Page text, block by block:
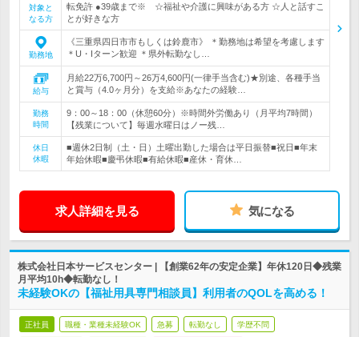
対象と
なる方
転免許 ●39歳まで※ ☆福祉や介護に興味がある方 ☆人と話すこ
とが好きな方
勤務地
《三重県四日市市もしくは鈴鹿市》 ＊勤務地は希望を考慮します
＊U・Iターン歓迎 ＊県外転勤なし…
給与
月給22万6,700円～26万4,600円(一律手当含む)★別途、各種手当
と賞与（4.0ヶ月分）を支給※あなたの経験…
勤務
時間
9：00～18：00（休憩60分）※時間外労働あり（月平均7時間）
【残業について】毎週水曜日はノー残…
休日
休暇
■週休2日制（土・日）土曜出勤した場合は平日振替■祝日■年末
年始休暇■慶弔休暇■有給休暇■産休・育休…
求人詳細を見る 気になる
株式会社日本サービスセンター | 【創業62年の安定企業】年休120日◆残業
月平均10h◆転勤なし！
未経験OKの【福祉用具専門相談員】利用者のQOLを高める！
正社員 職種・業種未経験OK 急募 転勤なし 学歴不問